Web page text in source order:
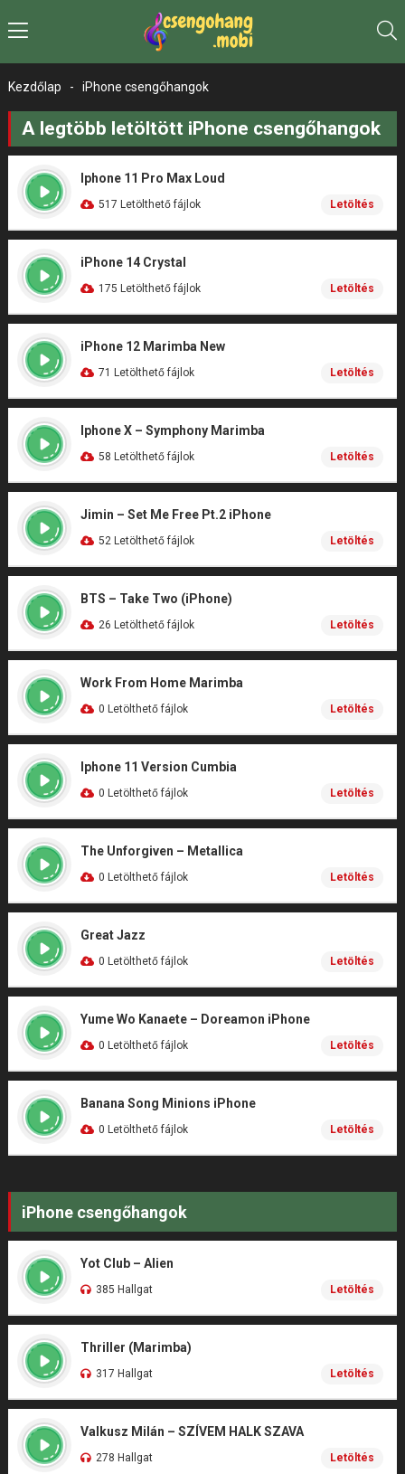
Kezdőlap - iPhone csengőhangok
A legtöbb letöltött iPhone csengőhangok
Iphone 11 Pro Max Loud
517 Letölthető fájlok Letöltés
iPhone 14 Crystal
175 Letölthető fájlok Letöltés
iPhone 12 Marimba New
71 Letölthető fájlok Letöltés
Iphone X – Symphony Marimba
58 Letölthető fájlok Letöltés
Jimin – Set Me Free Pt.2 iPhone
52 Letölthető fájlok Letöltés
BTS – Take Two (iPhone)
26 Letölthető fájlok Letöltés
Work From Home Marimba
0 Letölthető fájlok Letöltés
Iphone 11 Version Cumbia
0 Letölthető fájlok Letöltés
The Unforgiven – Metallica
0 Letölthető fájlok Letöltés
Great Jazz
0 Letölthető fájlok Letöltés
Yume Wo Kanaete – Doreamon iPhone
0 Letölthető fájlok Letöltés
Banana Song Minions iPhone
0 Letölthető fájlok Letöltés
iPhone csengőhangok
Yot Club – Alien
385 Hallgat Letöltés
Thriller (Marimba)
317 Hallgat Letöltés
Valkusz Milán – SZÍVEM HALK SZAVA
278 Hallgat Letöltés